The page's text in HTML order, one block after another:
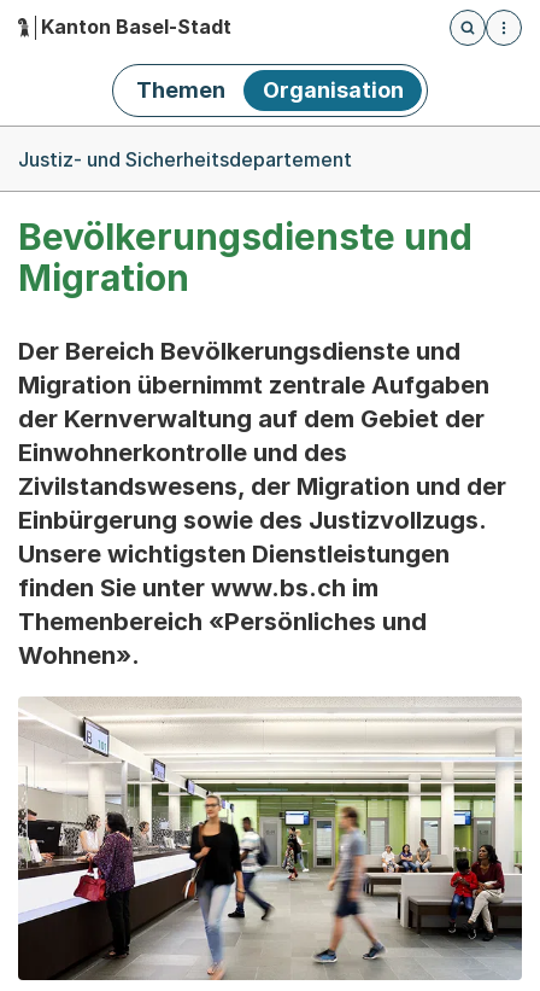
Hauptnavigation
Kanton Basel-Stadt
Öffnet
Themen Organisation
Justiz- und Sicherheitsdepartement
Bevölkerungsdienste und
Migration
Der Bereich Bevölkerungsdienste und
Migration übernimmt zentrale Aufgaben
der Kernverwaltung auf dem Gebiet der
Einwohnerkontrolle und des
Zivilstandswesens, der Migration und der
Einbürgerung sowie des Justizvollzugs.
Unsere wichtigsten Dienstleistungen
finden Sie unter www.bs.ch im
Themenbereich «Persönliches und
Wohnen».